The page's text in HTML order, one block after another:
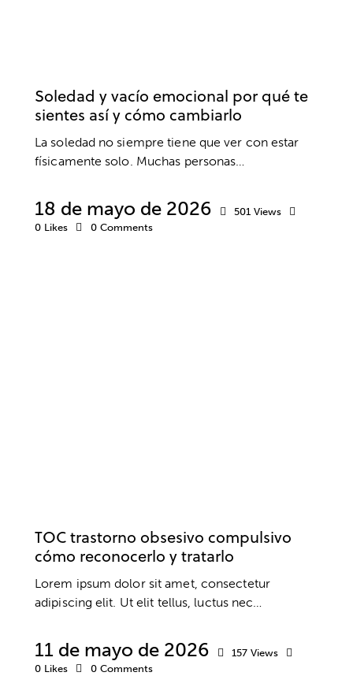
Soledad y vacío emocional por qué te
sientes así y cómo cambiarlo
La soledad no siempre tiene que ver con estar
físicamente solo. Muchas personas…
18 de mayo de 2026 501 Views
0 Likes 0 Comments
TOC trastorno obsesivo compulsivo
cómo reconocerlo y tratarlo
Lorem ipsum dolor sit amet, consectetur
adipiscing elit. Ut elit tellus, luctus nec…
11 de mayo de 2026 157 Views
0 Likes 0 Comments